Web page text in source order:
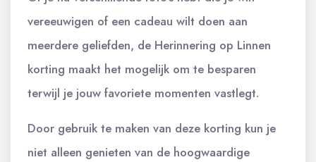
vereeuwigen of een cadeau wilt doen aan
meerdere geliefden, de Herinnering op Linnen
korting maakt het mogelijk om te besparen
terwijl je jouw favoriete momenten vastlegt.
Door gebruik te maken van deze korting kun je
niet alleen genieten van de hoogwaardige